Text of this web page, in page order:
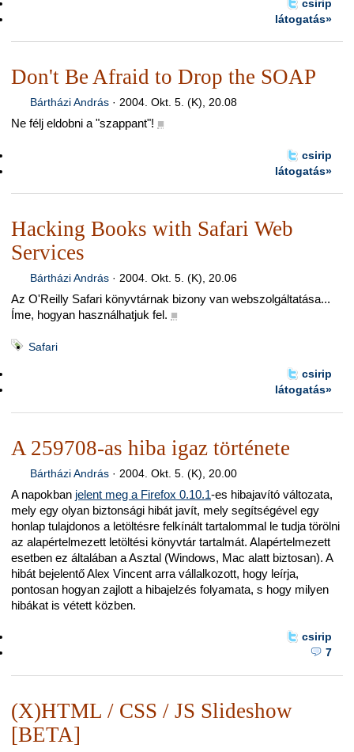
csirip
látogatás»
Don't Be Afraid to Drop the SOAP
Bártházi András· 2004. Okt. 5. (K), 20.08
Ne félj eldobni a "szappant"! ■
csirip
látogatás»
Hacking Books with Safari Web
Services
Bártházi András· 2004. Okt. 5. (K), 20.06
Az O'Reilly Safari könyvtárnak bizony van webszolgáltatása...
Íme, hogyan használhatjuk fel. ■
Safari
csirip
látogatás»
A 259708-as hiba igaz története
Bártházi András· 2004. Okt. 5. (K), 20.00
A napokban jelent meg a Firefox 0.10.1-es hibajavító változata,
mely egy olyan biztonsági hibát javít, mely segítségével egy
honlap tulajdonos a letöltésre felkínált tartalommal le tudja törölni
az alapértelmezett letöltési könyvtár tartalmát. Alapértelmezett
esetben ez általában a Asztal (Windows, Mac alatt biztosan). A
hibát bejelentő Alex Vincent arra vállalkozott, hogy leírja,
pontosan hogyan zajlott a hibajelzés folyamata, s hogy milyen
hibákat is vétett közben.
csirip
7
(X)HTML / CSS / JS Slideshow
[BETA]